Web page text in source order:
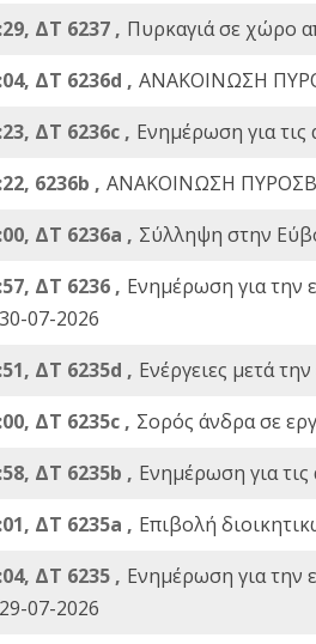
ΔΤ 6237 , Πυρκαγιά σε χώρο
ΔΤ 6236d , ΑΝΑΚΟΙΝΩΣΗ
ΔΤ 6236c , Ενημέρωση για
6236b , ΑΝΑΚΟΙΝΩΣΗ
ΔΤ 6236a , Σύλληψη στην
ΔΤ 6236 , Ενημέρωση για την
07-2026
ΔΤ 6235d , Ενέργειες μετά
ΔΤ 6235c , Σορός άνδρα σε
ΔΤ 6235b , Ενημέρωση για
ΔΤ 6235a , Eπιβολή
ΔΤ 6235 , Ενημέρωση για την
07-2026